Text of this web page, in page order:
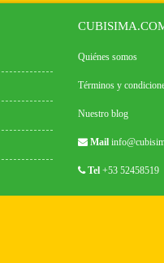
Quiénes somos
Términos y
Nuestro blog
Mail
Tel +53 52458519